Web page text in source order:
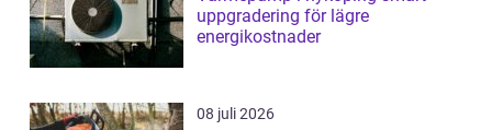
uppgradering för lägre
energikostnader
08 juli 2026